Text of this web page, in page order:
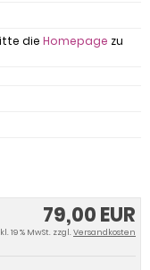
79,00 EUR
19 % MwSt. zzgl.Versandkosten
die Homepage zu